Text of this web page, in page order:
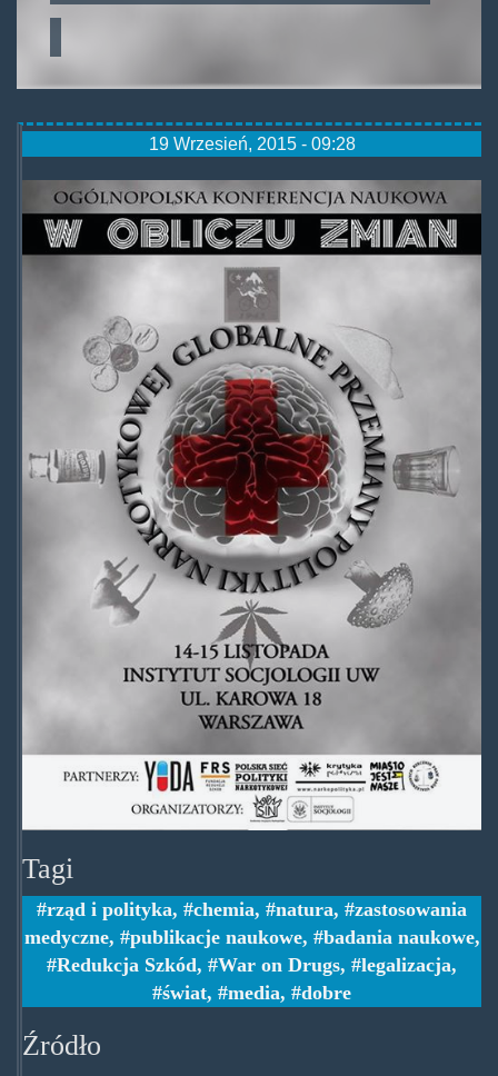
19 Wrzesień, 2015 - 09:28
14-
15listopada.jpg
Tagi
rząd i polityka, chemia, natura,
zastosowania
medyczne, publikacje naukowe, badania naukowe,
Redukcja Szkód, War on Drugs, legalizacja,
świat, media, dobre
Źródło